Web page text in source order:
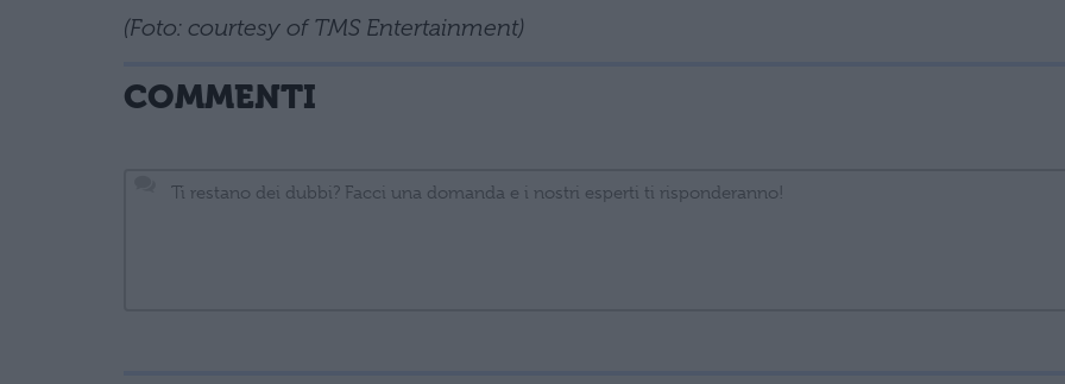
(Foto: courtesy of TMS Entertainment)
COMMENTI